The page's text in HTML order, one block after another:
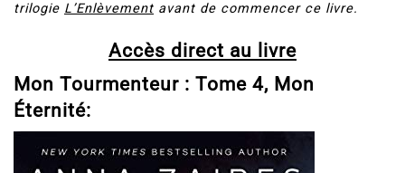
trilogie L’Enlèvement avant de commencer ce livre.
Accès direct au livre
Mon Tourmenteur : Tome 4, Mon
Éternité: